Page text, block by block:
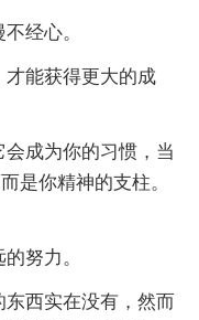
经心。
能获得更大的成
成为你的习惯，当
是你精神的支柱。
努力。
西实在没有，然而